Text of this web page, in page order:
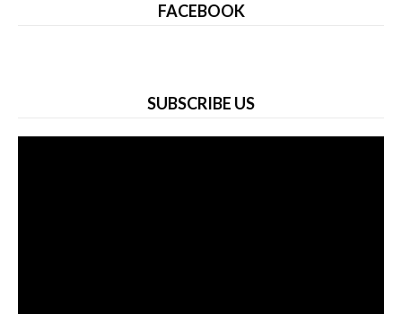
FACEBOOK
SUBSCRIBE US